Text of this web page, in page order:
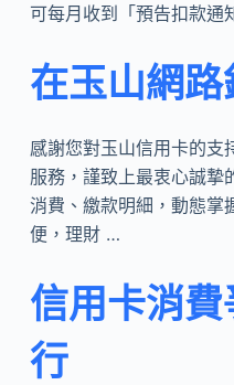
可每月收到「預告扣款通
在玉山網路
感謝您對玉山信用卡的支
服務，謹致上最衷心誠摯
消費、繳款明細，動態掌
便，理財 …
信用卡消費
行